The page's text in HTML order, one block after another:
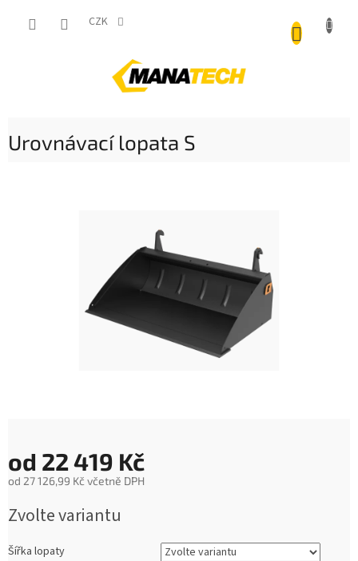
CZK
Urovnávací lopata S
od 22 419 Kč
od 27 126,99 Kč včetně DPH
cena:
Zvolte variantu
Šířka lopaty